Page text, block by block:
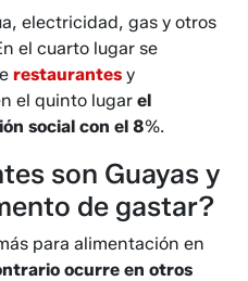
electricidad, gas y otros
el cuarto lugar se
restaurantesy
el quinto lugarel
social con el 8%.
son Guayas y
de gastar?
para alimentación en
ocurre en otros